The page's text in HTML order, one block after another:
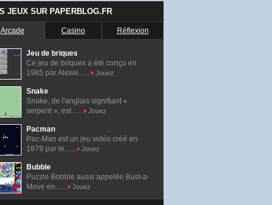
JEUX SUR PAPERBLOG.FR
Arcade Casino Réflexion
Jeu de briques
Ce jeu de briques a été conçu en
1985 par Alexei......
Jouez
Snake
Snake, de l'anglais signifiant «
serpent », est......
Jouez
Pacman
Pac-Man est un jeu vidéo créé en
1979 par le......
Jouez
Bubble
Puzzle Bobble aussi appelée Bust-a-
Move en......
Jouez